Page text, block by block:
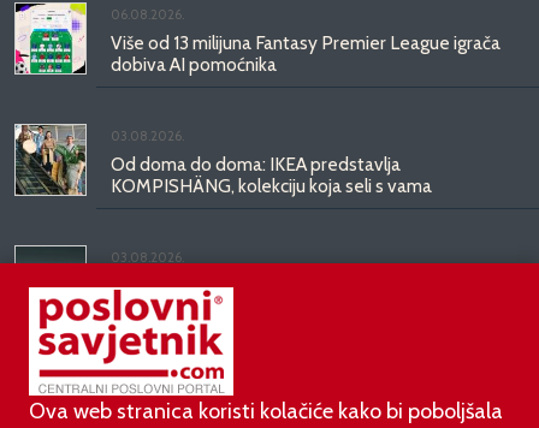
06.08.2026.
Više od 13 milijuna Fantasy Premier League igrača
dobiva AI pomoćnika
03.08.2026.
Od doma do doma: IKEA predstavlja
KOMPISHÄNG, kolekciju koja seli s vama
03.08.2026.
Kineski BYD predstavio luksuznu limuzinu veću od
Mercedesove S-klase, obećava domet do 1.000
kilometara
Ova web stranica koristi kolačiće kako bi poboljšala